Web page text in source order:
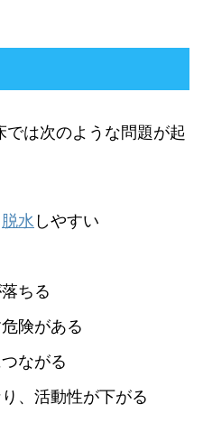
は次のような問題が起
脱水 しやすい
ちる
険がある
ながる
、活動性が下がる